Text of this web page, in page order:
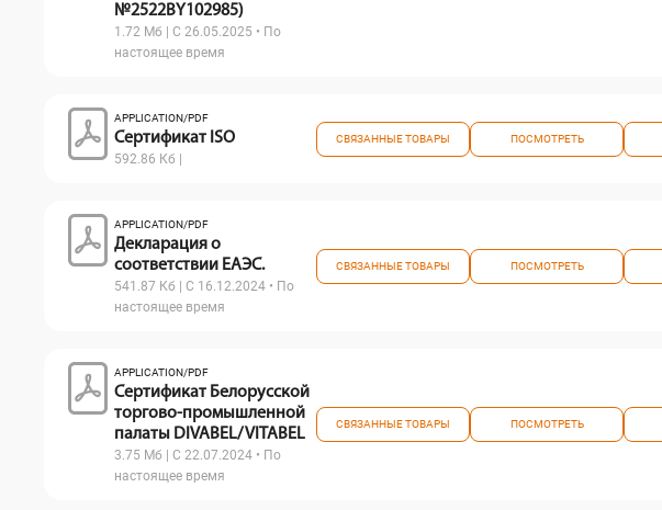
№2522BY102985)
1.72 Мб | С 26.05.2025 • По
настоящее время
APPLICATION/PDF
Сертификат ISO
592.86 Кб |
СВЯЗАННЫЕ ТОВАРЫ ПОСМОТРЕТЬ
APPLICATION/PDF
Декларация о
соответствии ЕАЭС.
541.87 Кб | С 16.12.2024 • По
настоящее время
СВЯЗАННЫЕ ТОВАРЫ ПОСМОТРЕТЬ
APPLICATION/PDF
Сертификат Белорусской
торгово-промышленной
палаты DIVABEL/ VITABEL
3.75 Мб | С 22.07.2024 • По
настоящее время
СВЯЗАННЫЕ ТОВАРЫ ПОСМОТРЕТЬ